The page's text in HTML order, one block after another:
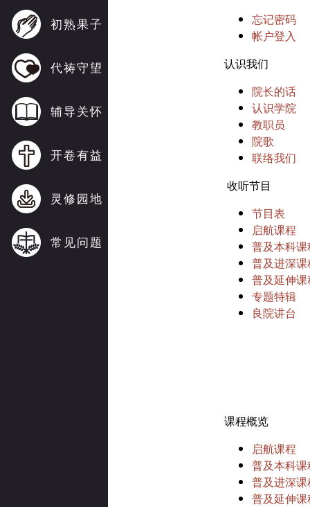
初熟果子
代祷守望
辅导关怀
开卷有益
灵修园地
常见问题
忘记密码
帐户登入
认识我们
院长的话
认识学院
教职员
院歌
联络我们
收听节目
节目表
启航课程
普及本科课
普及进深课
普及延伸课
专题特辑
良院讲台
课程概览
启航课程
普及本科课
普及进深课
普及延伸课